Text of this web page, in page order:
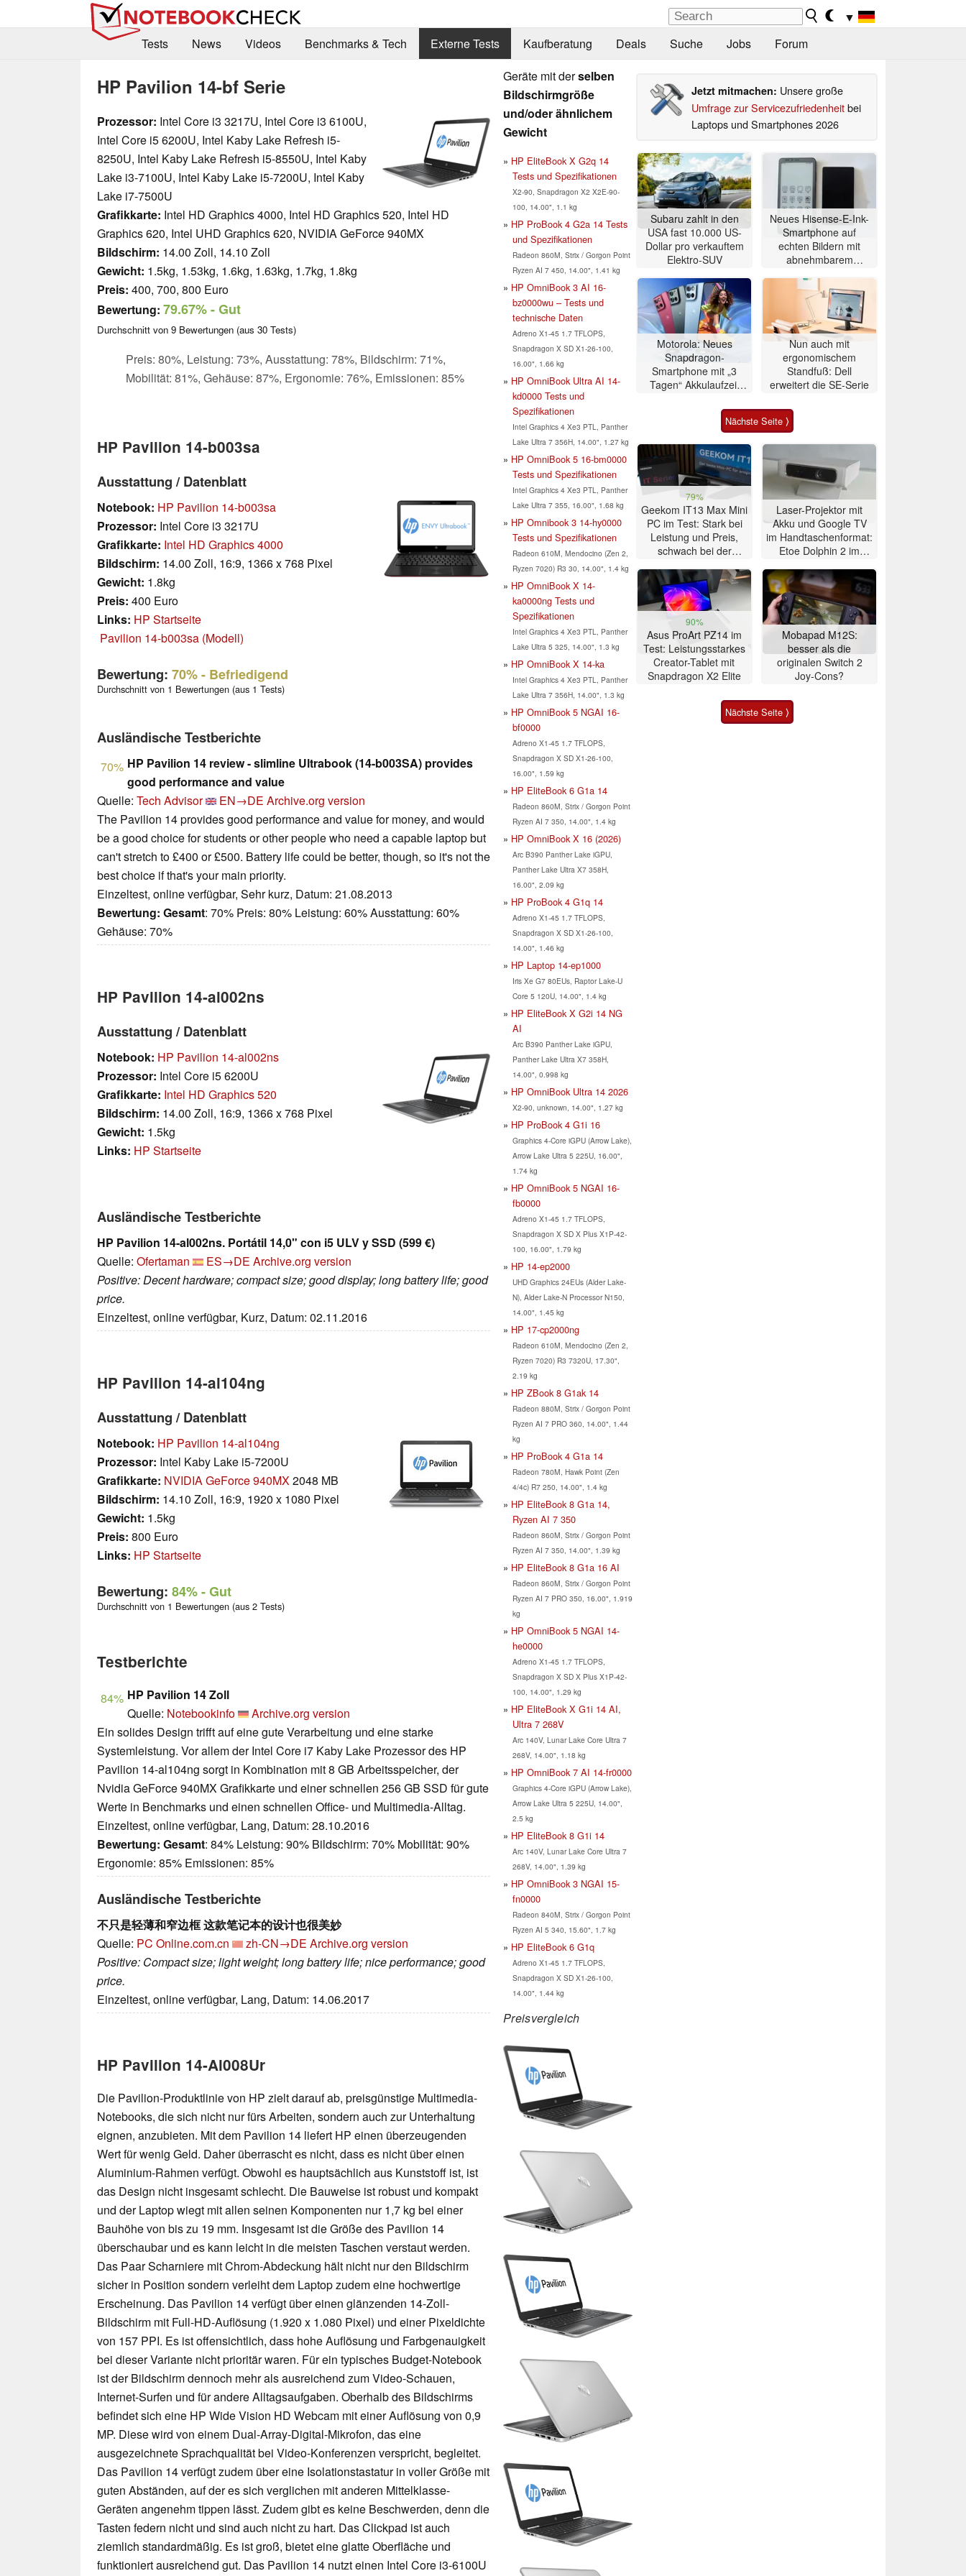
▼
Tests
News Videos Benchmarks & Tech Externe Tests Kaufberatung Deals Suche Jobs Forum
HP Pavilion 14-bf Serie
Prozessor: Intel Core i3 3217U, Intel Core i3 6100U,
Intel Core i5 6200U, Intel Kaby Lake Refresh i5-
8250U, Intel Kaby Lake Refresh i5-8550U, Intel Kaby
Lake i3-7100U, Intel Kaby Lake i5-7200U, Intel Kaby
Lake i7-7500U
Grafikkarte: Intel HD Graphics 4000, Intel HD Graphics 520, Intel HD
Graphics 620, Intel UHD Graphics 620, NVIDIA GeForce 940MX
Bildschirm: 14.00 Zoll, 14.10 Zoll
Gewicht: 1.5kg, 1.53kg, 1.6kg, 1.63kg, 1.7kg, 1.8kg
Preis: 400, 700, 800 Euro
Bewertung: 79.67%- Gut
Durchschnitt von 9 Bewertungen (aus 30 Tests)
Preis: 80%, Leistung: 73%, Ausstattung: 78%, Bildschirm: 71%,
Mobilität: 81%, Gehäuse: 87%, Ergonomie: 76%, Emissionen: 85%
HP Pavilion 14-b003sa
Ausstattung / Datenblatt
Notebook: HP Pavilion 14-b003sa
Prozessor: Intel Core i3 3217U
Grafikkarte: Intel HD Graphics 4000
Bildschirm: 14.00 Zoll, 16:9, 1366 x 768 Pixel
Gewicht: 1.8kg
Preis: 400 Euro
Links: HP Startseite
Pavilion 14-b003sa (Modell)
Bewertung: 70%- Befriedigend
Durchschnitt von 1 Bewertungen (aus 1 Tests)
Ausländische Testberichte
70% HP Pavilion 14 review - slimline Ultrabook (14-b003SA) provides
good performance and value
Quelle: Tech Advisor EN→DE Archive.org version
The Pavilion 14 provides good performance and value for money, and would
be a good choice for students or other people who need a capable laptop but
can't stretch to £400 or £500. Battery life could be better, though, so it's not the
best choice if that's your main priority.
Einzeltest, online verfügbar, Sehr kurz, Datum: 21.08.2013
Bewertung: Gesamt: 70% Preis: 80% Leistung: 60% Ausstattung: 60%
Gehäuse: 70%
HP Pavilion 14-al002ns
Ausstattung / Datenblatt
Notebook: HP Pavilion 14-al002ns
Prozessor: Intel Core i5 6200U
Grafikkarte: Intel HD Graphics 520
Bildschirm: 14.00 Zoll, 16:9, 1366 x 768 Pixel
Gewicht: 1.5kg
Links: HP Startseite
Ausländische Testberichte
HP Pavilion 14-al002ns. Portátil 14,0" con i5 ULV y SSD (599 €)
Quelle: Ofertaman ES→DE Archive.org version
Positive: Decent hardware; compact size; good display; long battery life; good
price.
Einzeltest, online verfügbar, Kurz, Datum: 02.11.2016
HP Pavilion 14-al104ng
Ausstattung / Datenblatt
Notebook: HP Pavilion 14-al104ng
Prozessor: Intel Kaby Lake i5-7200U
Grafikkarte: NVIDIA GeForce 940MX2048 MB
Bildschirm: 14.10 Zoll, 16:9, 1920 x 1080 Pixel
Gewicht: 1.5kg
Preis: 800 Euro
Links: HP Startseite
Bewertung: 84%- Gut
Durchschnitt von 1 Bewertungen (aus 2 Tests)
Testberichte
84% HP Pavilion 14 Zoll
Quelle: Notebookinfo
Archive.org version
Ein solides Design trifft auf eine gute Verarbeitung und eine starke
Systemleistung. Vor allem der Intel Core i7 Kaby Lake Prozessor des HP
Pavilion 14-al104ng sorgt in Kombination mit 8 GB Arbeitsspeicher, der
Nvidia GeForce 940MX Grafikkarte und einer schnellen 256 GB SSD für gute
Werte in Benchmarks und einen schnellen Office- und Multimedia-Alltag.
Einzeltest, online verfügbar, Lang, Datum: 28.10.2016
Bewertung: Gesamt: 84% Leistung: 90% Bildschirm: 70% Mobilität: 90%
Ergonomie: 85% Emissionen: 85%
Ausländische Testberichte
不只是轻薄和窄边框 这款笔记本的设计也很美妙
Quelle: PC Online.com.cn zh-CN→DE Archive.org version
Positive: Compact size; light weight; long battery life; nice performance; good
price.
Einzeltest, online verfügbar, Lang, Datum: 14.06.2017
HP Pavilion 14-Al008Ur
Die Pavilion-Produktlinie von HP zielt darauf ab, preisgünstige Multimedia-
Notebooks, die sich nicht nur fürs Arbeiten, sondern auch zur Unterhaltung
eignen, anzubieten. Mit dem Pavilion 14 liefert HP einen überzeugenden
Wert für wenig Geld. Daher überrascht es nicht, dass es nicht über einen
Aluminium-Rahmen verfügt. Obwohl es hauptsächlich aus Kunststoff ist, ist
das Design nicht insgesamt schlecht. Die Bauweise ist robust und kompakt
und der Laptop wiegt mit allen seinen Komponenten nur 1,7 kg bei einer
Bauhöhe von bis zu 19 mm. Insgesamt ist die Größe des Pavilion 14
überschaubar und es kann leicht in die meisten Taschen verstaut werden.
Das Paar Scharniere mit Chrom-Abdeckung hält nicht nur den Bildschirm
sicher in Position sondern verleiht dem Laptop zudem eine hochwertige
Erscheinung. Das Pavilion 14 verfügt über einen glänzenden 14-Zoll-
Bildschirm mit Full-HD-Auflösung (1.920 x 1.080 Pixel) und einer Pixeldichte
von 157 PPI. Es ist offensichtlich, dass hohe Auflösung und Farbgenauigkeit
bei dieser Variante nicht prioritär waren. Für ein typisches Budget-Notebook
ist der Bildschirm dennoch mehr als ausreichend zum Video-Schauen,
Internet-Surfen und für andere Alltagsaufgaben. Oberhalb des Bildschirms
befindet sich eine HP Wide Vision HD Webcam mit einer Auflösung von 0,9
MP. Diese wird von einem Dual-Array-Digital-Mikrofon, das eine
ausgezeichnete Sprachqualität bei Video-Konferenzen verspricht, begleitet.
Das Pavilion 14 verfügt zudem über eine Isolationstastatur in voller Größe mit
guten Abständen, auf der es sich verglichen mit anderen Mittelklasse-
Geräten angenehm tippen lässt. Zudem gibt es keine Beschwerden, denn die
Tasten federn nicht und sind auch nicht zu hart. Das Clickpad ist auch
ziemlich standardmäßig. Es ist groß, bietet eine glatte Oberfläche und
funktioniert ausreichend gut. Das Pavilion 14 nutzt einen Intel Core i3-6100U
Geräte mit derselben
Bildschirmgröße
und/oder ähnlichem
Gewicht
HP EliteBook X G2q 14
Tests und Spezifikationen
X2-90, Snapdragon X2 X2E-90-
100, 14.00", 1.1 kg
HP ProBook 4 G2a 14 Tests
und Spezifikationen
Radeon 860M, Strix / Gorgon Point
Ryzen AI 7 450, 14.00", 1.41 kg
HP OmniBook 3 AI 16-
bz0000wu – Tests und
technische Daten
Adreno X1-45 1.7 TFLOPS,
Snapdragon X SD X1-26-100,
16.00", 1.66 kg
HP OmniBook Ultra AI 14-
kd0000 Tests und
Spezifikationen
Intel Graphics 4 Xe3 PTL, Panther
Lake Ultra 7 356H, 14.00", 1.27 kg
HP OmniBook 5 16-bm0000
Tests und Spezifikationen
Intel Graphics 4 Xe3 PTL, Panther
Lake Ultra 7 355, 16.00", 1.68 kg
HP Omnibook 3 14-hy0000
Tests und Spezifikationen
Radeon 610M, Mendocino (Zen 2,
Ryzen 7020) R3 30, 14.00", 1.4 kg
HP OmniBook X 14-
ka0000ng Tests und
Spezifikationen
Intel Graphics 4 Xe3 PTL, Panther
Lake Ultra 5 325, 14.00", 1.3 kg
HP OmniBook X 14-ka
Intel Graphics 4 Xe3 PTL, Panther
Lake Ultra 7 356H, 14.00", 1.3 kg
HP OmniBook 5 NGAI 16-
bf0000
Adreno X1-45 1.7 TFLOPS,
Snapdragon X SD X1-26-100,
16.00", 1.59 kg
HP EliteBook 6 G1a 14
Radeon 860M, Strix / Gorgon Point
Ryzen AI 7 350, 14.00", 1.4 kg
HP OmniBook X 16 (2026)
Arc B390 Panther Lake iGPU,
Panther Lake Ultra X7 358H,
16.00", 2.09 kg
HP ProBook 4 G1q 14
Adreno X1-45 1.7 TFLOPS,
Snapdragon X SD X1-26-100,
14.00", 1.46 kg
HP Laptop 14-ep1000
Iris Xe G7 80EUs, Raptor Lake-U
Core 5 120U, 14.00", 1.4 kg
HP EliteBook X G2i 14 NG
AI
Arc B390 Panther Lake iGPU,
Panther Lake Ultra X7 358H,
14.00", 0.998 kg
HP OmniBook Ultra 14 2026
X2-90, unknown, 14.00", 1.27 kg
HP ProBook 4 G1i 16
Graphics 4-Core iGPU (Arrow Lake),
Arrow Lake Ultra 5 225U, 16.00",
1.74 kg
HP OmniBook 5 NGAI 16-
fb0000
Adreno X1-45 1.7 TFLOPS,
Snapdragon X SD X Plus X1P-42-
100, 16.00", 1.79 kg
HP 14-ep2000
UHD Graphics 24EUs (Alder Lake-
N), Alder Lake-N Processor N150,
14.00", 1.45 kg
HP 17-cp2000ng
Radeon 610M, Mendocino (Zen 2,
Ryzen 7020) R3 7320U, 17.30",
2.19 kg
HP ZBook 8 G1ak 14
Radeon 880M, Strix / Gorgon Point
Ryzen AI 7 PRO 360, 14.00", 1.44
kg
HP ProBook 4 G1a 14
Radeon 780M, Hawk Point (Zen
4/4c) R7 250, 14.00", 1.4 kg
HP EliteBook 8 G1a 14,
Ryzen AI 7 350
Radeon 860M, Strix / Gorgon Point
Ryzen AI 7 350, 14.00", 1.39 kg
HP EliteBook 8 G1a 16 AI
Radeon 860M, Strix / Gorgon Point
Ryzen AI 7 PRO 350, 16.00", 1.919
kg
HP OmniBook 5 NGAI 14-
he0000
Adreno X1-45 1.7 TFLOPS,
Snapdragon X SD X Plus X1P-42-
100, 14.00", 1.29 kg
HP EliteBook X G1i 14 AI,
Ultra 7 268V
Arc 140V, Lunar Lake Core Ultra 7
268V, 14.00", 1.18 kg
HP OmniBook 7 AI 14-fr0000
Graphics 4-Core iGPU (Arrow Lake),
Arrow Lake Ultra 5 225U, 14.00",
2.5 kg
HP EliteBook 8 G1i 14
Arc 140V, Lunar Lake Core Ultra 7
268V, 14.00", 1.39 kg
HP OmniBook 3 NGAI 15-
fn0000
Radeon 840M, Strix / Gorgon Point
Ryzen AI 5 340, 15.60", 1.7 kg
HP EliteBook 6 G1q
Adreno X1-45 1.7 TFLOPS,
Snapdragon X SD X1-26-100,
14.00", 1.44 kg
Preisvergleich
Jetzt mitmachen: Unsere große
Umfrage zur Servicezufriedenheitbei
Laptops und Smartphones 2026
Subaru zahlt in den
USA fast 10.000 US-
Dollar pro verkauftem
Elektro-SUV
Neues Hisense-E-Ink-
Smartphone auf
echten Bildern mit
abnehmbarem
Motorola: Neues
Snapdragon-
Smartphone mit „3
Tagen“ Akkulaufzeit
Nun auch mit
ergonomischem
Standfuß: Dell
erweitert die SE-Serie
Nächste Seite ⟩
79%
Geekom IT13 Max Mini
PC im Test: Stark bei
Leistung und Preis,
schwach bei der
Laser-Projektor mit
Akku und Google TV
im Handtaschenformat:
Etoe Dolphin 2 im
90%
Asus ProArt PZ14 im
Test: Leistungsstarkes
Creator-Tablet mit
Snapdragon X2 Elite
Mobapad M12S:
besser als die
originalen Switch 2
Joy-Cons?
Nächste Seite ⟩